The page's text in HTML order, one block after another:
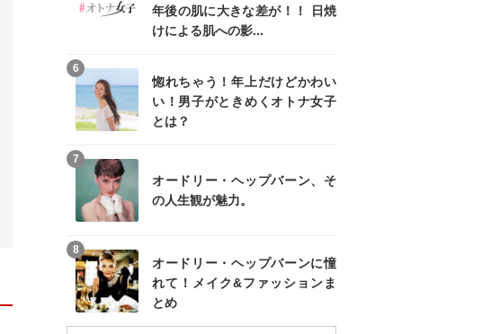
年後の肌に大きな差が！！ 日焼
けによる肌への影...
惚れちゃう！年上だけどかわい
い！男子がときめくオトナ女子
とは？
6
オードリー・ヘップバーン、そ
の人生観が魅力。
7
オードリー・ヘップバーンに憧
れて！メイク&ファッションま
とめ
8